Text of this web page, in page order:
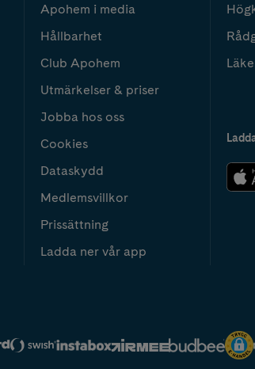
Apohem i media
Hållbarhet
Club Apohem
Utmärkelser & priser
Jobba hos oss
Cookies
Dataskydd
Medlemsvillkor
Prissättning
Ladda ner vår app